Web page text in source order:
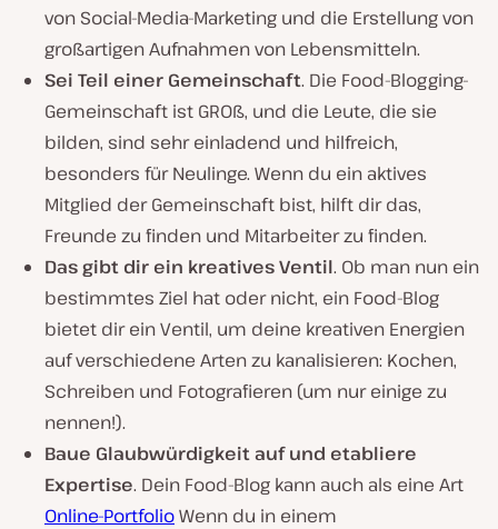
von Social-Media-Marketing und die Erstellung von
großartigen Aufnahmen von Lebensmitteln.
Sei Teil einer Gemeinschaft. Die Food-Blogging-
Gemeinschaft ist GROß, und die Leute, die sie
bilden, sind sehr einladend und hilfreich,
besonders für Neulinge. Wenn du ein aktives
Mitglied der Gemeinschaft bist, hilft dir das,
Freunde zu finden und Mitarbeiter zu finden.
Das gibt dir ein kreatives Ventil. Ob man nun ein
bestimmtes Ziel hat oder nicht, ein Food-Blog
bietet dir ein Ventil, um deine kreativen Energien
auf verschiedene Arten zu kanalisieren: Kochen,
Schreiben und Fotografieren (um nur einige zu
nennen!).
Baue Glaubwürdigkeit auf und etabliere
Expertise. Dein Food-Blog kann auch als eine Art
Online-PortfolioWenn du in einem